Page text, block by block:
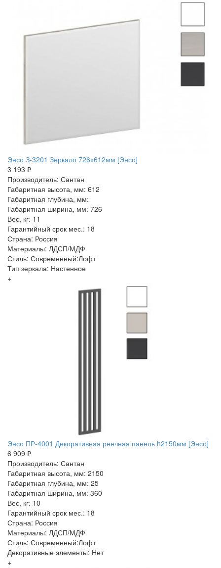
Энсо З-3201 Зеркало 726х612мм [Энсо]
3 193 ₽
Производитель: Сантан
Габаритная высота, мм: 612
Габаритная глубина, мм:
Габаритная ширина, мм: 726
Вес, кг: 11
Гарантийный срок мес.: 18
Страна: Россия
Материалы: ЛДСП/МДФ
Стиль: Современный:Лофт
Тип зеркала: Настенное
+
Энсо ПР-4001 Декоративная реечная панель h2150мм [Энсо]
6 909 ₽
Производитель: Сантан
Габаритная высота, мм: 2150
Габаритная глубина, мм: 25
Габаритная ширина, мм: 360
Вес, кг: 10
Гарантийный срок мес.: 18
Страна: Россия
Материалы: ЛДСП/МДФ
Стиль: Современный:Лофт
Декоративные элементы: Нет
+